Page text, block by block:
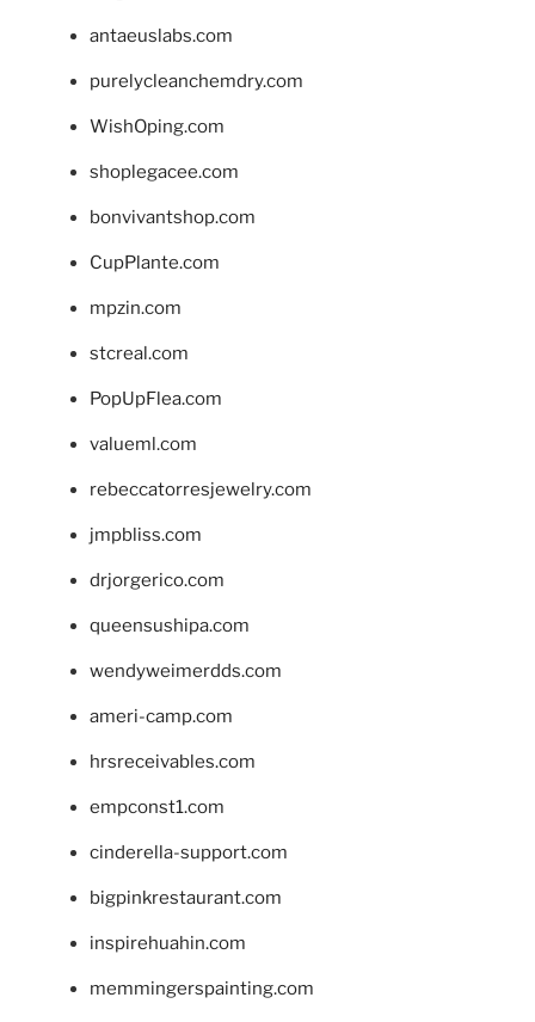
antaeuslabs.com
purelycleanchemdry.com
WishOping.com
shoplegacee.com
bonvivantshop.com
CupPlante.com
mpzin.com
stcreal.com
PopUpFlea.com
valueml.com
rebeccatorresjewelry.com
jmpbliss.com
drjorgerico.com
queensushipa.com
wendyweimerdds.com
ameri-camp.com
hrsreceivables.com
empconst1.com
cinderella-support.com
bigpinkrestaurant.com
inspirehuahin.com
memmingerspainting.com